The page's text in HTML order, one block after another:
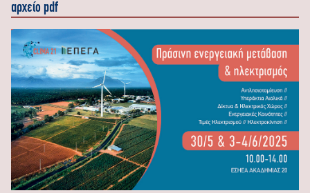
αρχείο pdf